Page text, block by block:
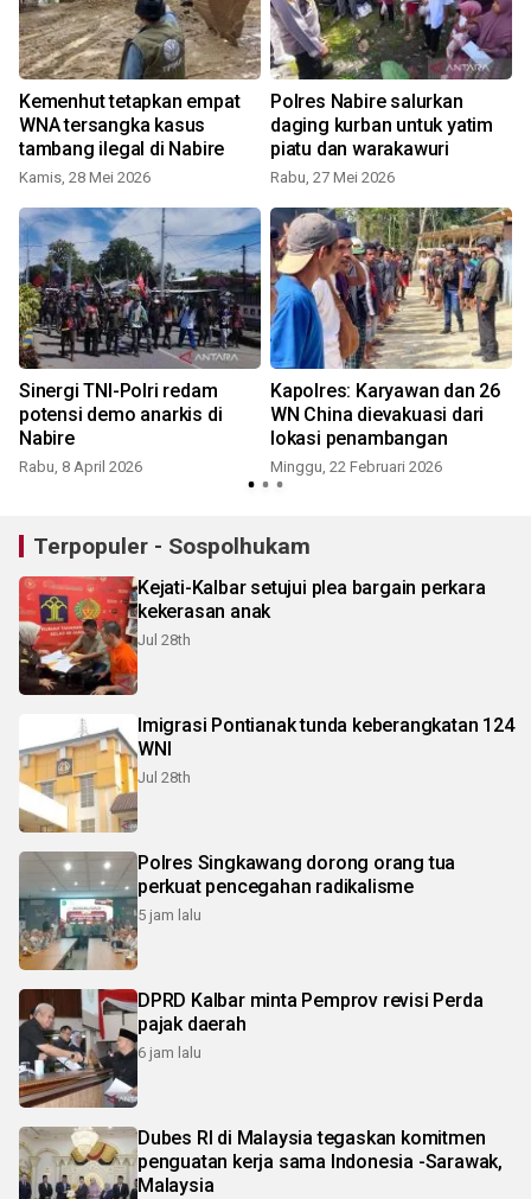
Kemenhut tetapkan empat
WNA tersangka kasus
tambang ilegal di Nabire
Kamis, 28 Mei 2026
Polres Nabire salurkan
daging kurban untuk yatim
piatu dan warakawuri
Rabu, 27 Mei 2026
Sinergi TNI-Polri redam
potensi demo anarkis di
Nabire
Rabu, 8 April 2026
Kapolres: Karyawan dan 26
WN China dievakuasi dari
lokasi penambangan
Minggu, 22 Februari 2026
Terpopuler - Sospolhukam
Kejati-Kalbar setujui plea bargain perkara
kekerasan anak
Jul 28th
Imigrasi Pontianak tunda keberangkatan 124
WNI
Jul 28th
Polres Singkawang dorong orang tua
perkuat pencegahan radikalisme
5 jam lalu
DPRD Kalbar minta Pemprov revisi Perda
pajak daerah
6 jam lalu
Dubes RI di Malaysia tegaskan komitmen
penguatan kerja sama Indonesia -Sarawak,
Malaysia